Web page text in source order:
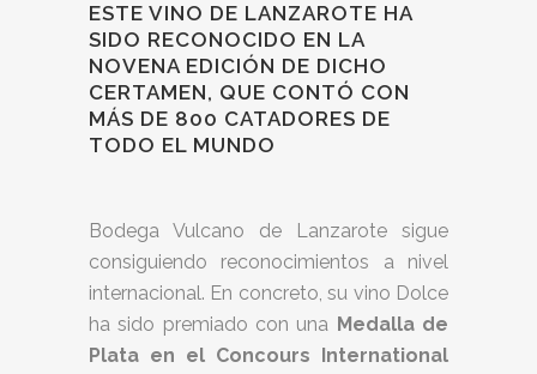
ESTE VINO DE LANZAROTE HA
SIDO RECONOCIDO EN LA
NOVENA EDICIÓN DE DICHO
CERTAMEN, QUE CONTÓ CON
MÁS DE 800 CATADORES DE
TODO EL MUNDO
Bodega Vulcano de Lanzarote sigue
consiguiendo reconocimientos a nivel
internacional. En concreto, su vino Dolce
ha sido premiado con una Medalla de
Plata en el Concours International